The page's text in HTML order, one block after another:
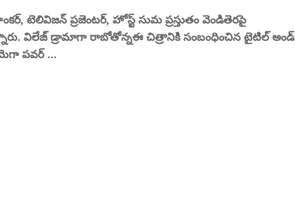
టెలివిజన్ ప్రజెంటర్, హోస్ట్ సుమ ప్రస్తుతం వెండితెరపై
విలేజ్ డ్రామాగా రాబోతోన్నఈ చిత్రానికి సంబంధించిన టైటిల్ అండ్
మెగా పవర్ ...